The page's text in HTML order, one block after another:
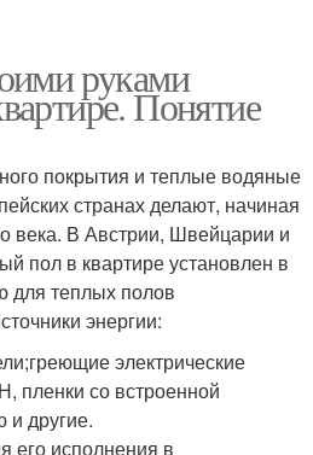
руками
Понятие
покрытия и теплые водяные
странах делают, начиная
века. В Австрии, Швейцарии и
пол в квартире установлен в
для теплых полов
энергии:
электрические
пленки со встроенной
и другие.
его исполнения в